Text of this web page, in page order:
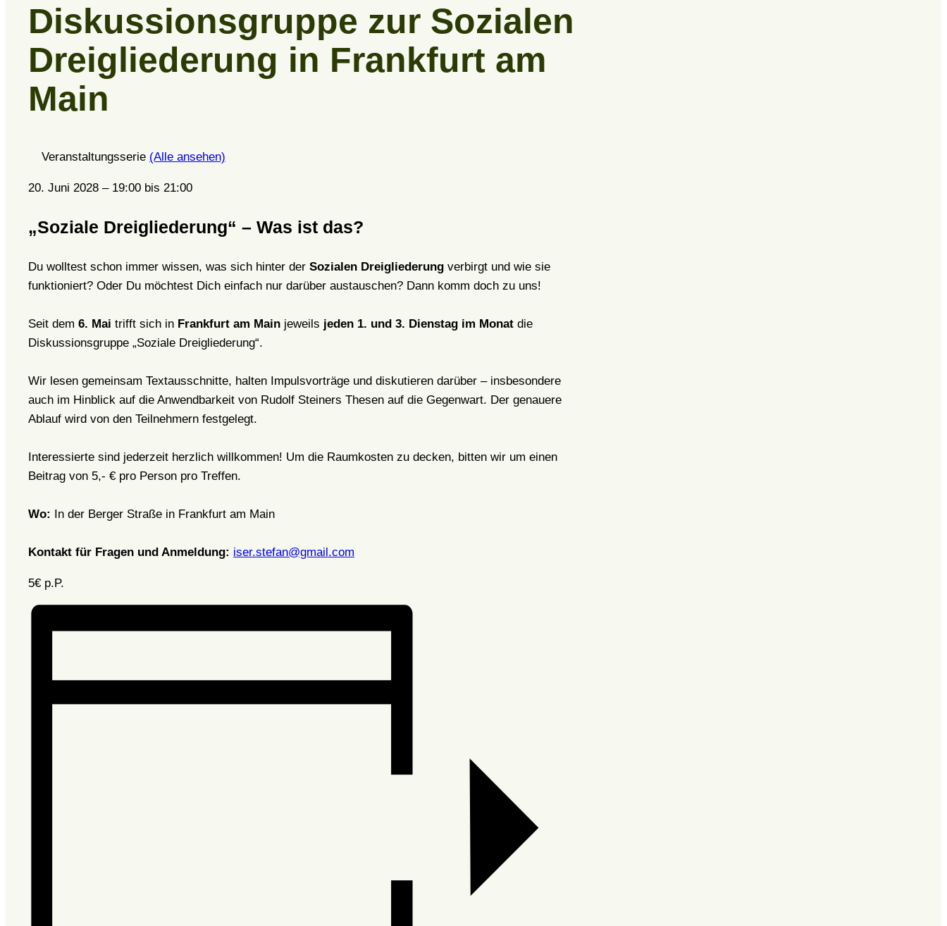
Diskussionsgruppe zur Sozialen
Dreigliederung in Frankfurt am
Main
Veranstaltungsserie (Alle ansehen)
20. Juni 2028 – 19:00 bis 21:00
„Soziale Dreigliederung“ – Was ist das?
Du wolltest schon immer wissen, was sich hinter der Sozialen Dreigliederung verbirgt und wie sie
funktioniert? Oder Du möchtest Dich einfach nur darüber austauschen? Dann komm doch zu uns!
Seit dem 6. Mai trifft sich in Frankfurt am Main jeweils jeden 1. und 3. Dienstag im Monat die
Diskussionsgruppe „Soziale Dreigliederung“.
Wir lesen gemeinsam Textausschnitte, halten Impulsvorträge und diskutieren darüber – insbesondere
auch im Hinblick auf die Anwendbarkeit von Rudolf Steiners Thesen auf die Gegenwart. Der genauere
Ablauf wird von den Teilnehmern festgelegt.
Interessierte sind jederzeit herzlich willkommen! Um die Raumkosten zu decken, bitten wir um einen
Beitrag von 5,- € pro Person pro Treffen.
Wo: In der Berger Straße in Frankfurt am Main
Kontakt für Fragen und Anmeldung: iser.stefan@gmail.com
5€ p.P.